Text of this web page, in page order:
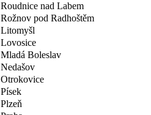
Roudnice nad Labem
Rožnov pod Radhoštěm
Litomyšl
Lovosice
Mladá Boleslav
Nedašov
Otrokovice
Písek
Plzeň